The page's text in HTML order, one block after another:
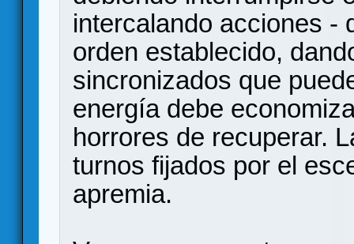
intercalando acciones -
orden establecido,
sincronizados que
energía debe
horrores de recuperar.
turnos fijados por el
apremia.